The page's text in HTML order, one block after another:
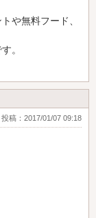
や無料フード、
。
ボン
投稿：2017/01/07 09:18